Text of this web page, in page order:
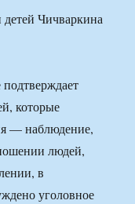
которые
— наблюдение,
людей,
в
уголовное